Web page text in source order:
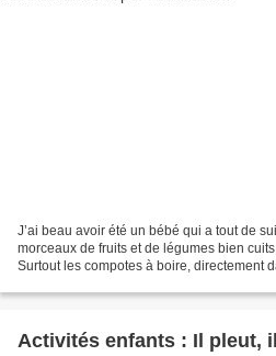
J’ai beau avoir été un bébé qui a tout de
morceaux de fruits et de légumes bien
Surtout les compotes à boire, directement
Activités enfants : Il pleut,